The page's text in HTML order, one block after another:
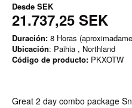
Desde SEK
21.737,25 SEK
Duración: 8 Horas
Ubicación: Paihia , Northland
Código de producto: PKXOTW
Great 2 day combo package